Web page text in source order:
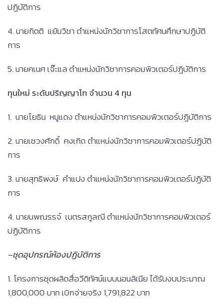
ปฏิบัติการ
4. นายกิตติ แย้มวิชา ตำแหน่งนักวิชาการโสตทัศนศึกษาปฏิบัติ
การ
5. นายคเนศ เจ๊ะแล ตำแหน่งนักวิชาการคอมพิวเตอร์ปฏิบัติการ
ทุนใหม่ ระดับปริญญาโท จำนวน 4 ทุน
1. นายโยธิน หนูแดง ตำแหน่งนักวิชาการคอมพิวเตอร์ปฏิบัติการ
2. นายเชวงศักดิ์ คงเกิด ตำแหน่งนักวิชาการคอมพิวเตอร์ปฏิบัติ
การ
3. นายสุทธิพงษ์ คำแปง ตำแหน่งนักวิชาการคอมพิวเตอร์ปฏิบัติ
การ
4. นายนพณรรจ์ เนตรสกูลณี ตำแหน่งนักวิชาการคอมพิวเตอร์
ปฏิบัติการ
–ชุดอุปกรณ์ห้องปฏิบัติการ
1. โครงการชุดผลิตสื่อวีดิทัศน์แบบนอนลิเนีย ได้รับงบประมาณ
1,800,000 บาท เบิกจ่ายจริง 1,791,822 บาท